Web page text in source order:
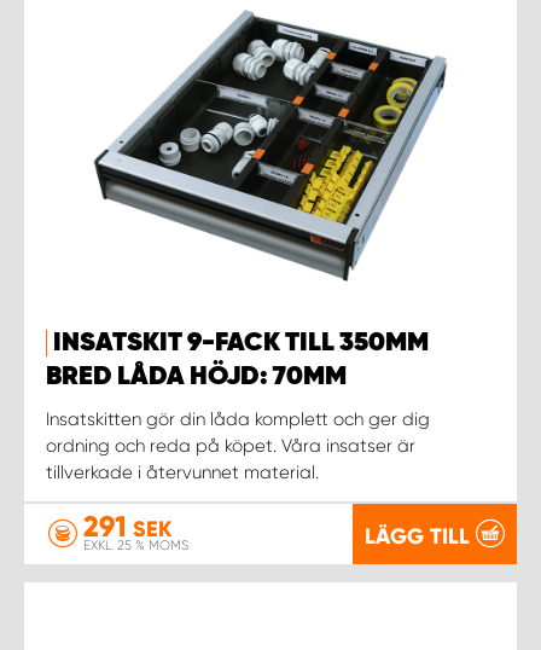
INSATSKIT 9-FACK TILL 350MM
BRED LÅDA HÖJD: 70MM
Insatskitten gör din låda komplett och ger dig
ordning och reda på köpet. Våra insatser är
tillverkade i återvunnet material.
291 SEK
EXKL. 25 % MOMS LÄGG TILL